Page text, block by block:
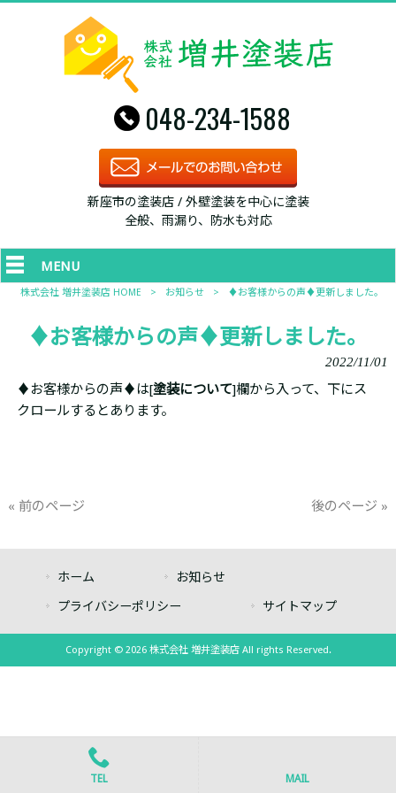
048-234-1588
新座市の塗装店 / 外壁塗装を中心に塗装
全般、雨漏り、防水も対応
MENU
株式会社 増井塗装店 HOME > お知らせ > ♦お客様からの声♦更新しました。
♦お客様からの声♦更新しました。
2022/11/01
♦お客様からの声♦は[塗装について]欄から入って、下にス
クロールするとあります。
« 前のページ 後のページ »
ホーム お知らせ
プライバシーポリシー サイトマップ
Copyright © 2026 株式会社 増井塗装店 All rights Reserved.
TEL MAIL